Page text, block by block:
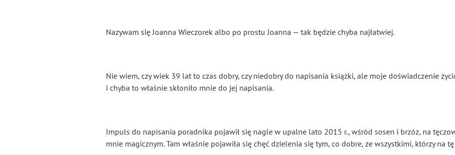
Nazywam się Joanna Wieczorek albo po prostu Joanna — tak będzie chyba najłatwiej.
Nie wiem, czy wiek 39 lat to czas dobry, czy niedobry do napisania książki, ale moje doświadczenie
i chyba to właśnie skłoniło mnie do jej napisania.
Impuls do napisania poradnika pojawił się nagle w upalne lato 2015 r., wśród sosen i brzóz, na
mnie magicznym. Tam właśnie pojawiła się chęć dzielenia się tym, co dobre, ze wszystkimi, którzy na